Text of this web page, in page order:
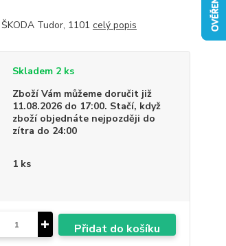
Tudor, 1101 celý popis
Skladem 2 ks
Zboží Vám můžeme doručit již
11.08.2026 do 17:00. Stačí, když
zboží objednáte nejpozději do
zítra do 24:00
1 ks
Přidat do košíku